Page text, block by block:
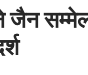
जैन